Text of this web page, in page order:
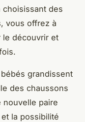
des
vous offrez à
le découvrir et
grandissent
des chaussons
nouvelle paire
la possibilité